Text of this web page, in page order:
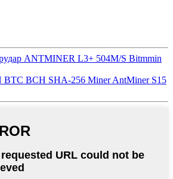
ANTMINER L3+ 504M/S Bitmmin
BCH SHA-256 Miner AntMiner S15